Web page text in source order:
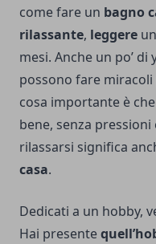
come fare un bagno
rilassante, leggere
mesi. Anche un po’
possono fare
cosa importante è
bene, senza
rilassarsi significa
casa.
Dedicati a un hobby,
Hai presente